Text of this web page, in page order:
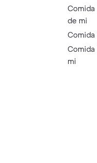
Comida
de mi
Comida
mi